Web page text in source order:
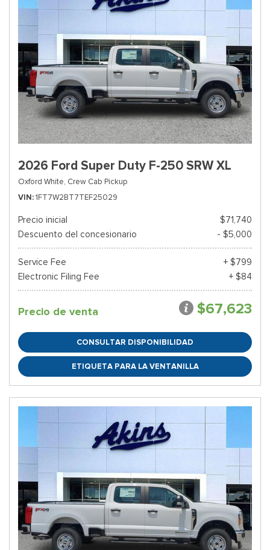
2026 Ford Super Duty F-250 SRW XL
Oxford White, Crew Cab Pickup
VIN 1FT7W2BT7TEF25029
Precio inicial
$71,740
Descuento del concesionario
- $5,000
Service Fee
+ $799
Electronic Filing Fee
+ $84
Precio de venta $67,623
CONSULTAR DISPONIBILIDAD
ETIQUETA PARA LA VENTANILLA